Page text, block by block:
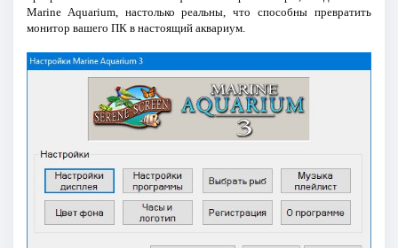
Marine Aquarium, настолько реальны, что способны превратить
монитор вашего ПК в настоящий аквариум.